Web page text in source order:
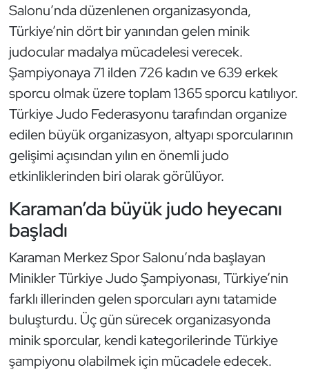
Salonu’nda düzenlenen organizasyonda,
Türkiye’nin dört bir yanından gelen minik
judocular madalya mücadelesi verecek.
Şampiyonaya 71 ilden 726 kadın ve 639 erkek
sporcu olmak üzere toplam 1365 sporcu katılıyor.
Türkiye Judo Federasyonu tarafından organize
edilen büyük organizasyon, altyapı sporcularının
gelişimi açısından yılın en önemli judo
etkinliklerinden biri olarak görülüyor.
Karaman’da büyük judo heyecanı
başladı
Karaman Merkez Spor Salonu’nda başlayan
Minikler Türkiye Judo Şampiyonası, Türkiye’nin
farklı illerinden gelen sporcuları aynı tatamide
buluşturdu. Üç gün sürecek organizasyonda
minik sporcular, kendi kategorilerinde Türkiye
şampiyonu olabilmek için mücadele edecek.
Eskrim
Futbol
Futsal
Genel
Golf
Halter
Hava Sporları
Hentbol
İşitme Engelli Sporcular
Judo ve Kuraş